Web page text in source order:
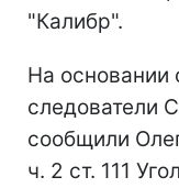
"Калибр".
На основании
следователи
сообщили
ч. 2 ст. 111